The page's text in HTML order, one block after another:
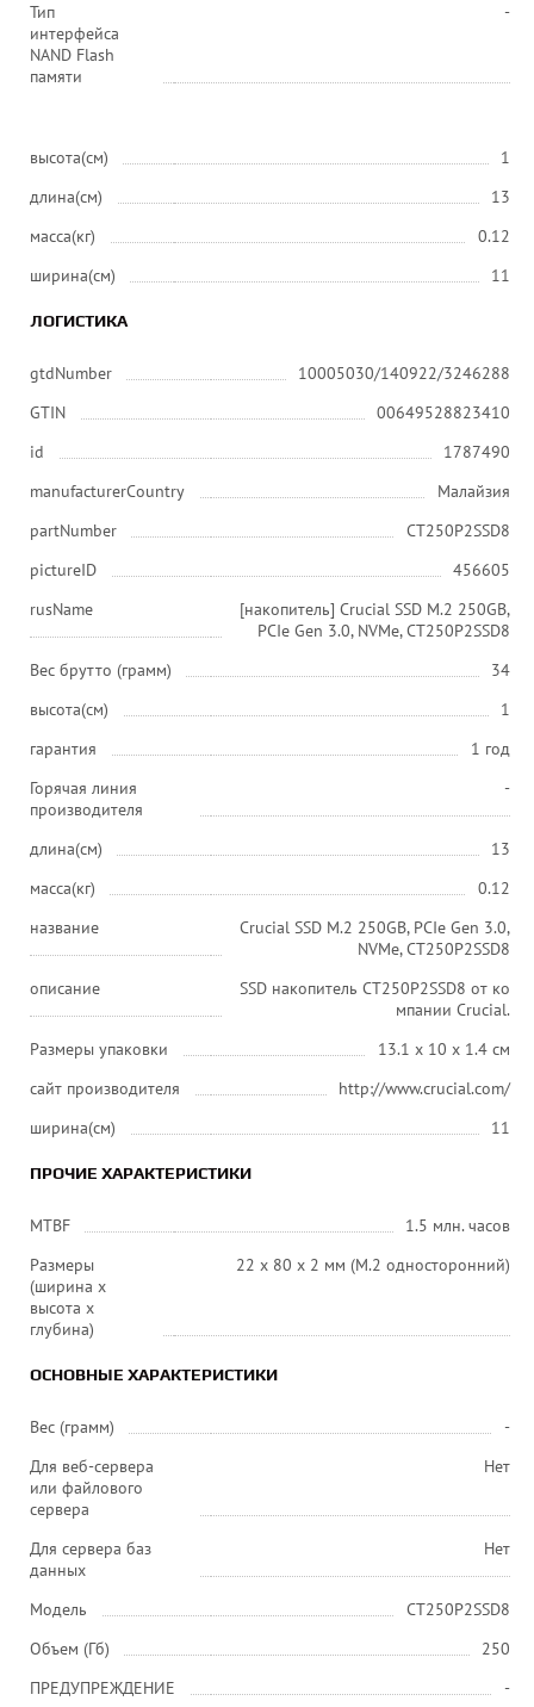
Тип
интерфейса
NAND Flash
памяти
-
высота(см)
1
длина(см)
13
масса(кг)
0.12
ширина(см)
11
ЛОГИСТИКА
gtdNumber
10005030/140922/3246288
GTIN
00649528823410
id
1787490
manufacturerCountry
Малайзия
partNumber
CT250P2SSD8
pictureID
456605
rusName
[накопитель] Crucial SSD M.2 250GB,
PCIe Gen 3.0, NVMe, CT250P2SSD8
Вес брутто (грамм)
34
высота(см)
1
гарантия
1 год
Горячая линия
производителя
-
длина(см)
13
масса(кг)
0.12
название
Crucial SSD M.2 250GB, PCIe Gen 3.0,
NVMe, CT250P2SSD8
описание
SSD накопитель CT250P2SSD8 от ко
мпании Crucial.
Размеры упаковки
13.1 x 10 x 1.4 см
сайт производителя
http://www.crucial.com/
ширина(см)
11
ПРОЧИЕ ХАРАКТЕРИСТИКИ
MTBF
1.5 млн. часов
Размеры
(ширина x
высота x
глубина)
22 x 80 x 2 мм (M.2 односторонний)
ОСНОВНЫЕ ХАРАКТЕРИСТИКИ
Вес (грамм)
-
Для веб-сервера
или файлового
сервера
Нет
Для сервера баз
данных
Нет
Модель
CT250P2SSD8
Объем (Гб)
250
ПРЕДУПРЕЖДЕНИЕ
-